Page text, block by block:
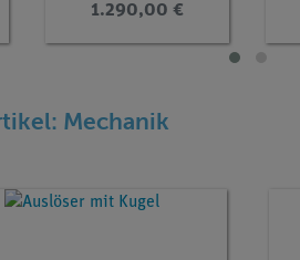
1.290,00 €
Mechanik